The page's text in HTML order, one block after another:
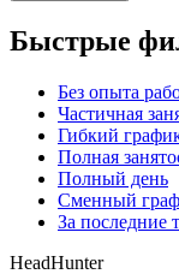
Быстрые
Без опыта
Частичная
Гибкий
Полная
Полный день
Сменный
За последние
HeadHunter